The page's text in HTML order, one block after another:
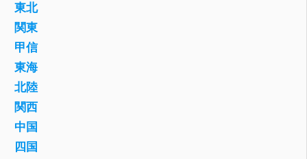
東北
関東
甲信
東海
北陸
関西
中国
四国